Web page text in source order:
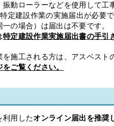
動ローラーなどを使用して工
定建設作業の実施届出が必要
の場合）は届出は不要です。
特定建設作業実施届出書の手引
施工される方は、アスベスト
ご覧ください。
利用したオンライン届出を推奨